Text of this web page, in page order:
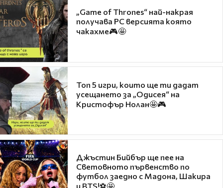
„Game of Thrones“ най-накрая
получава PC версията която
чакахме🎮🤩
Топ 5 игри, които ще ти дадат
усещането за „Одисея“ на
Кристофър Нолан🤩🎮
Джъстин Бийбър ще пее на
Световното първенство по
футбол заедно с Мадона, Шакира
и BTS!⚽🤩